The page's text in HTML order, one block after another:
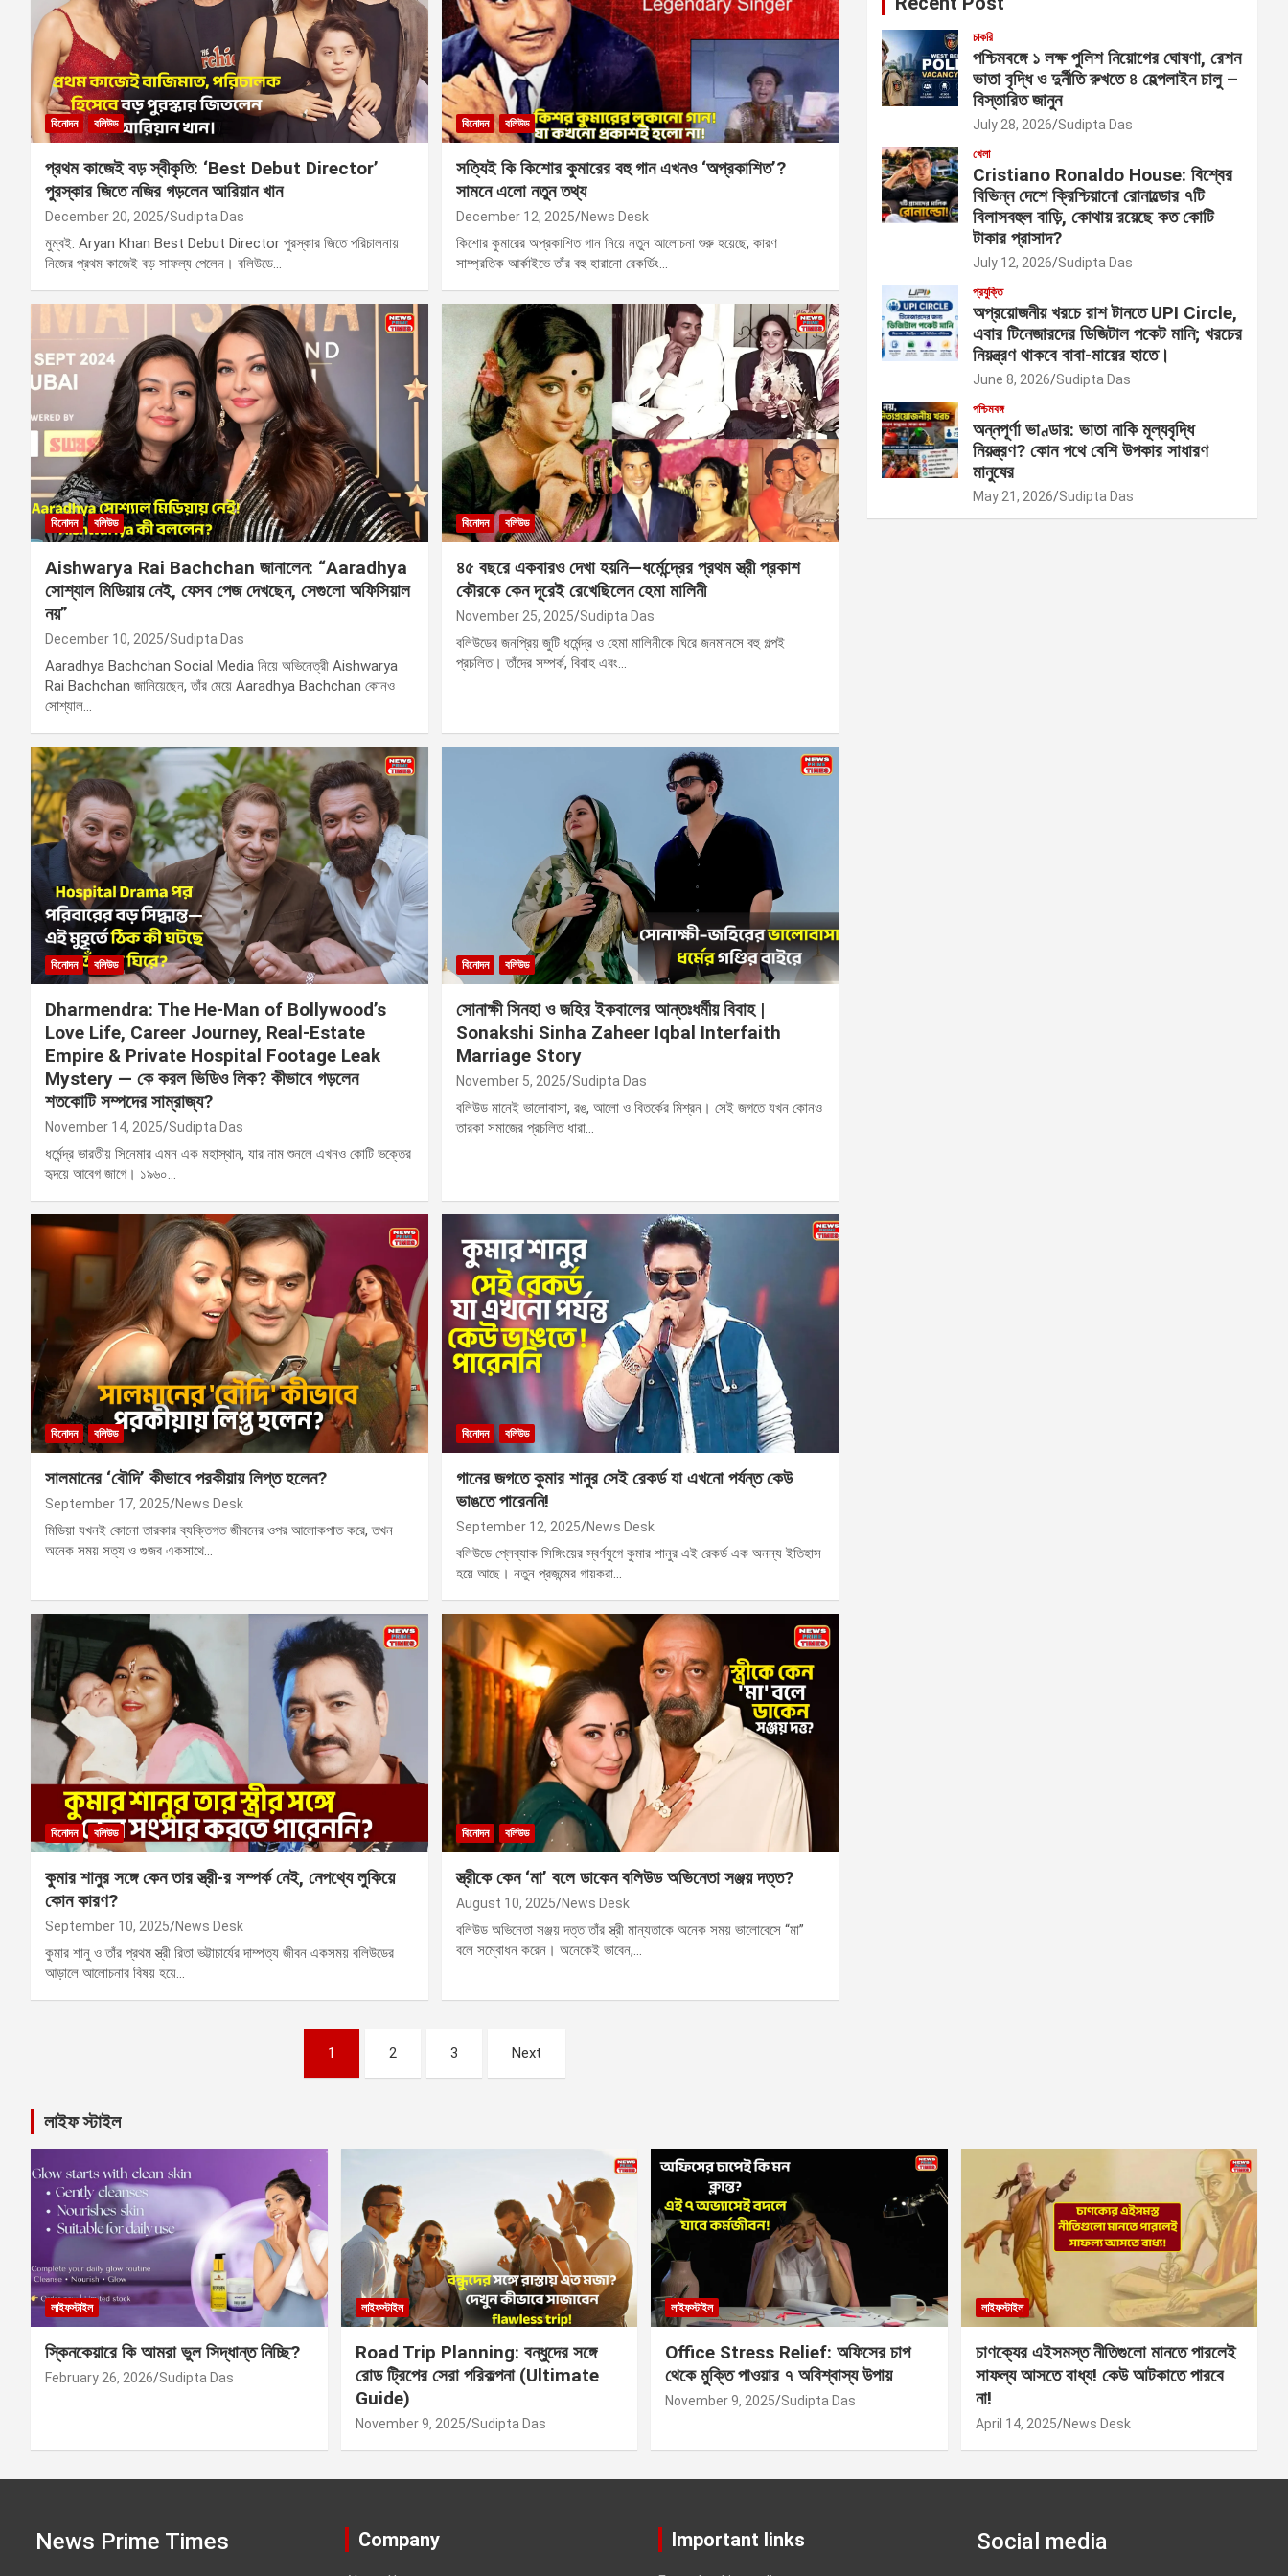
বিনোদন বলিউড
প্রথম কাজেই বড় স্বীকৃতি: ‘Best Debut Director’
পুরস্কার জিতে নজির গড়লেন আরিয়ান খান
December 20, 2025 Sudipta Das
মুম্বই: Aryan Khan Best Debut Director পুরস্কার জিতে পরিচালনায়
নিজের প্রথম কাজেই বড় সাফল্য পেলেন। বলিউডে…
বিনোদন বলিউড
সত্যিই কি কিশোর কুমারের বহু গান এখনও ‘অপ্রকাশিত’?
সামনে এলো নতুন তথ্য
December 12, 2025 News Desk
কিশোর কুমারের অপ্রকাশিত গান নিয়ে নতুন আলোচনা শুরু হয়েছে, কারণ
সাম্প্রতিক আর্কাইভে তাঁর বহু হারানো রেকর্ডিং…
বিনোদন বলিউড
Aishwarya Rai Bachchan জানালেন: “Aaradhya
সোশ্যাল মিডিয়ায় নেই, যেসব পেজ দেখছেন, সেগুলো অফিসিয়াল
নয়”
December 10, 2025 Sudipta Das
Aaradhya Bachchan Social Media নিয়ে অভিনেত্রী Aishwarya
Rai Bachchan জানিয়েছেন, তাঁর মেয়ে Aaradhya Bachchan কোনও
সোশ্যাল…
বিনোদন বলিউড
৪৫ বছরে একবারও দেখা হয়নি—ধর্মেন্দ্রের প্রথম স্ত্রী প্রকাশ
কৌরকে কেন দূরেই রেখেছিলেন হেমা মালিনী
November 25, 2025 Sudipta Das
বলিউডের জনপ্রিয় জুটি ধর্মেন্দ্র ও হেমা মালিনীকে ঘিরে জনমানসে বহু গল্পই
প্রচলিত। তাঁদের সম্পর্ক, বিবাহ এবং…
বিনোদন বলিউড
Dharmendra: The He-Man of Bollywood’s
Love Life, Career Journey, Real-Estate
Empire & Private Hospital Footage Leak
Mystery — কে করল ভিডিও লিক? কীভাবে গড়লেন
শতকোটি সম্পদের সাম্রাজ্য?
November 14, 2025 Sudipta Das
ধর্মেন্দ্র ভারতীয় সিনেমার এমন এক মহাস্থান, যার নাম শুনলে এখনও কোটি ভক্তের
হৃদয়ে আবেগ জাগে। ১৯৬০…
বিনোদন বলিউড
সোনাক্ষী সিনহা ও জহির ইকবালের আন্তঃধর্মীয় বিবাহ |
Sonakshi Sinha Zaheer Iqbal Interfaith
Marriage Story
November 5, 2025 Sudipta Das
বলিউড মানেই ভালোবাসা, রঙ, আলো ও বিতর্কের মিশ্রন। সেই জগতে যখন কোনও
তারকা সমাজের প্রচলিত ধারা…
বিনোদন বলিউড
সালমানের ‘বৌদি’ কীভাবে পরকীয়ায় লিপ্ত হলেন?
September 17, 2025 News Desk
মিডিয়া যখনই কোনো তারকার ব্যক্তিগত জীবনের ওপর আলোকপাত করে, তখন
অনেক সময় সত্য ও গুজব একসাথে…
বিনোদন বলিউড
গানের জগতে কুমার শানুর সেই রেকর্ড যা এখনো পর্যন্ত কেউ
ভাঙতে পারেননি!
September 12, 2025 News Desk
বলিউডে প্লেব্যাক সিঙ্গিংয়ের স্বর্ণযুগে কুমার শানুর এই রেকর্ড এক অনন্য ইতিহাস
হয়ে আছে। নতুন প্রজন্মের গায়করা…
বিনোদন বলিউড
কুমার শানুর সঙ্গে কেন তার‌ স্ত্রী-র সম্পর্ক নেই, নেপথ্যে লুকিয়ে
কোন কারণ?
September 10, 2025 News Desk
কুমার শানু ও তাঁর প্রথম স্ত্রী রিতা ভট্টাচার্যের দাম্পত্য জীবন একসময় বলিউডের
আড়ালে আলোচনার বিষয় হয়ে…
বিনোদন বলিউড
স্ত্রীকে কেন ‘মা’ বলে ডাকেন বলিউড অভিনেতা সঞ্জয় দত্ত?
August 10, 2025 News Desk
বলিউড অভিনেতা সঞ্জয় দত্ত তাঁর স্ত্রী মান্যতাকে অনেক সময় ভালোবেসে “মা”
বলে সম্বোধন করেন। অনেকেই ভাবেন,…
1 2 3 Next
চাকরি
পশ্চিমবঙ্গে ১ লক্ষ পুলিশ নিয়োগের ঘোষণা, রেশন
ভাতা বৃদ্ধি ও দুর্নীতি রুখতে ৪ হেল্পলাইন চালু –
বিস্তারিত জানুন
July 28, 2026 Sudipta Das
খেলা
Cristiano Ronaldo House: বিশ্বের
বিভিন্ন দেশে ক্রিশ্চিয়ানো রোনাল্ডোর ৭টি
বিলাসবহুল বাড়ি, কোথায় রয়েছে কত কোটি
টাকার প্রাসাদ?
July 12, 2026 Sudipta Das
প্রযুক্তি
অপ্রয়োজনীয় খরচে রাশ টানতে UPI Circle,
এবার টিনেজারদের ডিজিটাল পকেট মানি; খরচের
নিয়ন্ত্রণ থাকবে বাবা-মায়ের হাতে।
June 8, 2026 Sudipta Das
পশ্চিমবঙ্গ
অন্নপূর্ণা ভাণ্ডার: ভাতা নাকি মূল্যবৃদ্ধি
নিয়ন্ত্রণ? কোন পথে বেশি উপকার সাধারণ
মানুষের
May 21, 2026 Sudipta Das
লাইফ স্টাইল
লাইফস্টাইল
স্কিনকেয়ারে কি আমরা ভুল সিদ্ধান্ত নিচ্ছি?
February 26, 2026 Sudipta Das
লাইফস্টাইল
Road Trip Planning: বন্ধুদের সঙ্গে
রোড ট্রিপের সেরা পরিকল্পনা (Ultimate
Guide)
November 9, 2025 Sudipta Das
লাইফস্টাইল
Office Stress Relief: অফিসের চাপ
থেকে মুক্তি পাওয়ার ৭ অবিশ্বাস্য উপায়
November 9, 2025 Sudipta Das
লাইফস্টাইল
চাণক্যের এইসমস্ত নীতিগুলো মানতে পারলেই
সাফল্য আসতে বাধ্য! কেউ আটকাতে পারবে
না!
April 14, 2025 News Desk
News Prime Times Company Important links Social media